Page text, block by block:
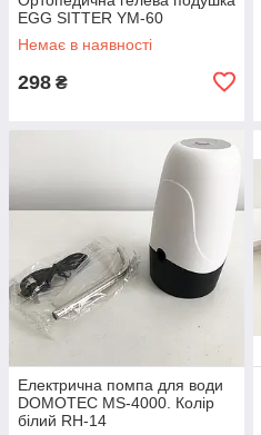
EGG SITTER YM-60
Немає в наявності
298 ₴
Електрична помпа для води
DOMOTEC MS-4000. Колір
білий RH-14